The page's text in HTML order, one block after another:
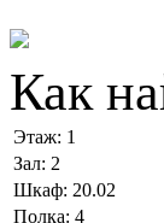
Как
Этаж: 1
Зал: 2
Шкаф: 20.02
Полка: 4